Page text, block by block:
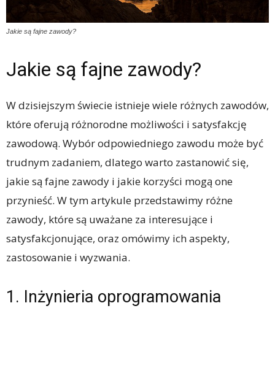
Jakie są fajne zawody?
Jakie są fajne zawody?
W dzisiejszym świecie istnieje wiele różnych zawodów,
które oferują różnorodne możliwości i satysfakcję
zawodową. Wybór odpowiedniego zawodu może być
trudnym zadaniem, dlatego warto zastanowić się,
jakie są fajne zawody i jakie korzyści mogą one
przynieść. W tym artykule przedstawimy różne
zawody, które są uważane za interesujące i
satysfakcjonujące, oraz omówimy ich aspekty,
zastosowanie i wyzwania.
1. Inżynieria oprogramowania